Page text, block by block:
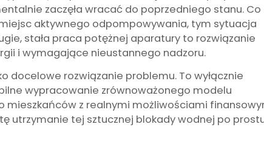
zaczęła wracać do poprzedniego stanu. Co
aktywnego odpompowywania, tym sytuacja
stała praca potężnej aparatury to rozwiązanie
i wymagające nieustannego nadzoru.
rozwiązanie problemu. To wyłącznie
wypracowanie zrównoważonego modelu
mieszkańców z realnymi możliwościami
utrzymanie tej sztucznej blokady wodnej po